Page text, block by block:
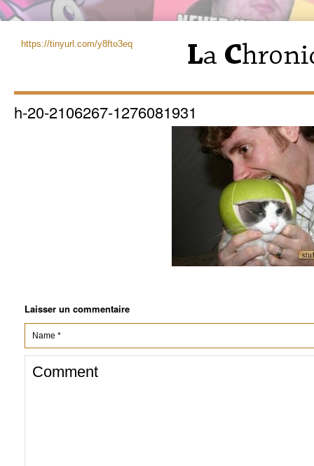
https://tinyurl.com/y8fto3eq
h-20-2106267-1276081931
Laisser un commentaire